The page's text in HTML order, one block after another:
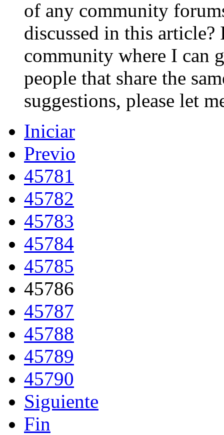
of any community
discussed in this
community where I can
people that share the
suggestions, please let
Iniciar
Previo
45781
45782
45783
45784
45785
45786
45787
45788
45789
45790
Siguiente
Fin